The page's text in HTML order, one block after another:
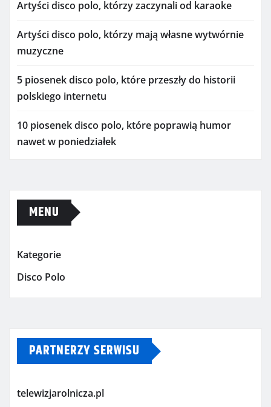
Artyści disco polo, którzy zaczynali od karaoke
Artyści disco polo, którzy mają własne wytwórnie
muzyczne
5 piosenek disco polo, które przeszły do historii
polskiego internetu
10 piosenek disco polo, które poprawią humor
nawet w poniedziałek
MENU
Kategorie
Disco Polo
PARTNERZY SERWISU
telewizjarolnicza.pl